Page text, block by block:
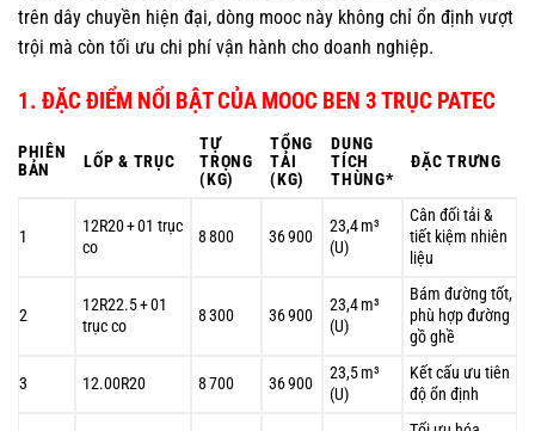
trên dây chuyền hiện đại, dòng mooc này không chỉ ổn định vượt
trội mà còn tối ưu chi phí vận hành cho doanh nghiệp.
1. ĐẶC ĐIỂM NỔI BẬT CỦA MOOC BEN 3 TRỤC PATEC
PHIÊN
BẢN
LỐP & TRỤC
TỰ
TRỌNG
(KG)
TỔNG
TẢI
(KG)
DUNG
TÍCH
THÙNG*
ĐẶC TRƯNG
1
12R20 + 01 trục
co
8 800 36 900
23,4 m³
(U)
Cân đối tải &
tiết kiệm nhiên
liệu
2
12R22.5 + 01
trục co
8 300 36 900
23,4 m³
(U)
Bám đường tốt,
phù hợp đường
gồ ghề
3 12.00R20 8 700 36 900
23,5 m³
(U)
Kết cấu ưu tiên
độ ổn định